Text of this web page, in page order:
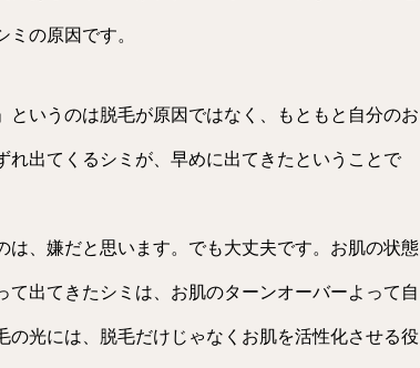
の原因です。
というのは脱毛が原因ではなく、もともと自分のお
れ出てくるシミが、早めに出てきたということで
は、嫌だと思います。でも大丈夫です。お肌の状態
出てきたシミは、お肌のターンオーバーよって自
の光には、脱毛だけじゃなくお肌を活性化させる役